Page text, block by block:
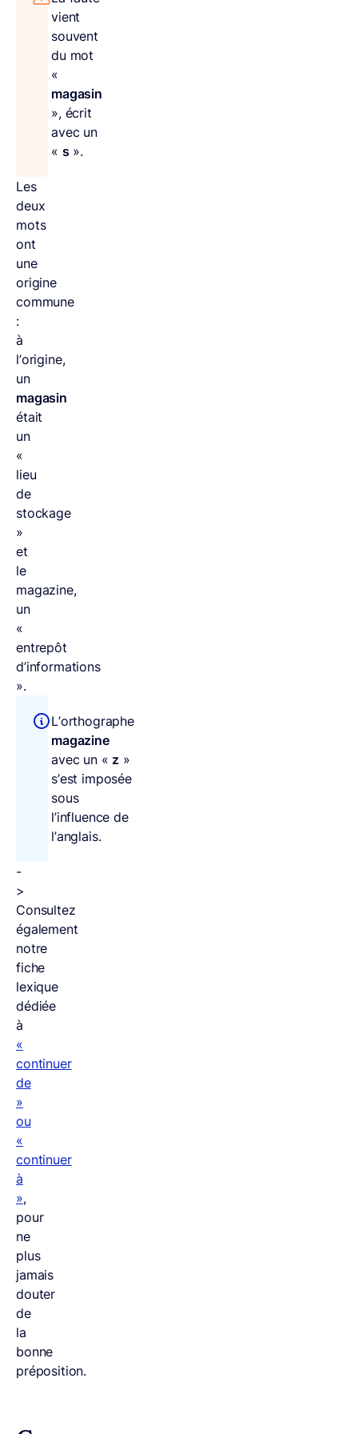
vient
souvent
du mot
«
magasin
», écrit
avec un
« s».
Les
deux
mots
ont
une
origine
commune
:
à
l’origine,
un
magasin
était
un
«
lieu
de
stockage
»
et
le
magazine,
un
«
entrepôt
d’informations
».
L’orthographe
magazine
avec un « z »
s’est imposée
sous
l’influence de
l’anglais.
-
>
Consultez
également
notre
fiche
lexique
dédiée
à
«
continuer
de
»
ou
«
continuer
à
»,
pour
ne
plus
jamais
douter
de
la
bonne
préposition.